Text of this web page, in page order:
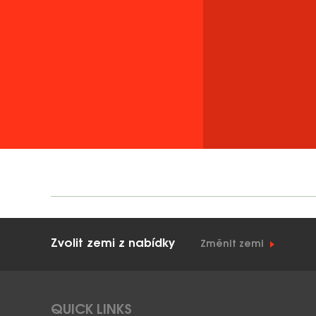
Zvolit zemi z nabídky Změnit zemi
QUICK LINKS